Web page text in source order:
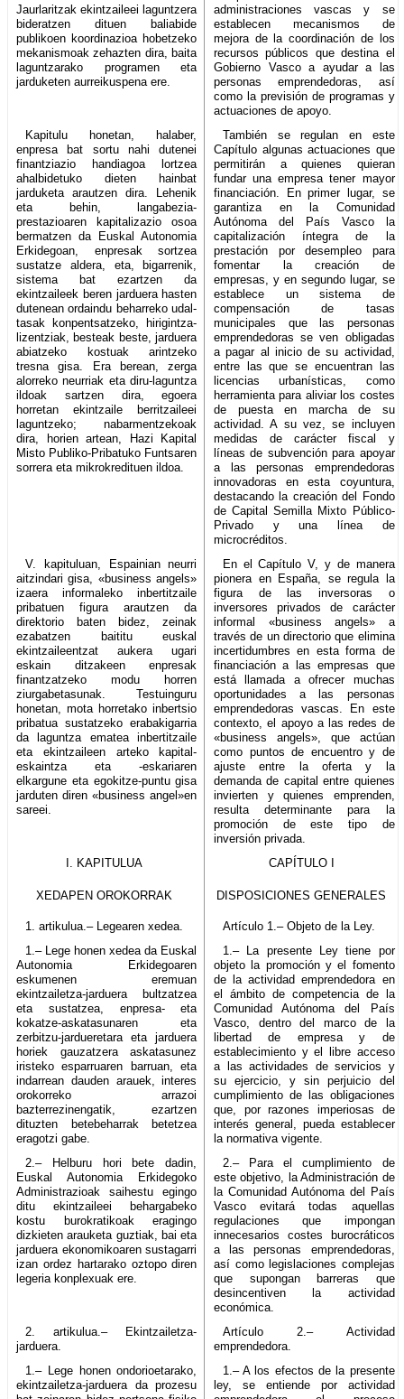
Jaurlaritzak ekintzaileei laguntzera
bideratzen dituen baliabide
publikoen koordinazioa hobetzeko
mekanismoak zehazten dira, baita
laguntzarako programen eta
jarduketen aurreikuspena ere.
administraciones vascas y se
establecen mecanismos de
mejora de la coordinación de los
recursos públicos que destina el
Gobierno Vasco a ayudar a las
personas emprendedoras, así
como la previsión de programas y
actuaciones de apoyo.
Kapitulu honetan, halaber,
enpresa bat sortu nahi dutenei
finantziazio handiagoa lortzea
ahalbidetuko dieten hainbat
jarduketa arautzen dira. Lehenik
eta behin, langabezia-
prestazioaren kapitalizazio osoa
bermatzen da Euskal Autonomia
Erkidegoan, enpresak sortzea
sustatze aldera, eta, bigarrenik,
sistema bat ezartzen da
ekintzaileek beren jarduera hasten
dutenean ordaindu beharreko udal-
tasak konpentsatzeko, hirigintza-
lizentziak, besteak beste, jarduera
abiatzeko kostuak arintzeko
tresna gisa. Era berean, zerga
alorreko neurriak eta diru-laguntza
ildoak sartzen dira, egoera
horretan ekintzaile berritzaileei
laguntzeko; nabarmentzekoak
dira, horien artean, Hazi Kapital
Misto Publiko-Pribatuko Funtsaren
sorrera eta mikrokredituen ildoa.
También se regulan en este
Capítulo algunas actuaciones que
permitirán a quienes quieran
fundar una empresa tener mayor
financiación. En primer lugar, se
garantiza en la Comunidad
Autónoma del País Vasco la
capitalización íntegra de la
prestación por desempleo para
fomentar la creación de
empresas, y en segundo lugar, se
establece un sistema de
compensación de tasas
municipales que las personas
emprendedoras se ven obligadas
a pagar al inicio de su actividad,
entre las que se encuentran las
licencias urbanísticas, como
herramienta para aliviar los costes
de puesta en marcha de su
actividad. A su vez, se incluyen
medidas de carácter fiscal y
líneas de subvención para apoyar
a las personas emprendedoras
innovadoras en esta coyuntura,
destacando la creación del Fondo
de Capital Semilla Mixto Público-
Privado y una línea de
microcréditos.
V. kapituluan, Espainian neurri
aitzindari gisa, «business angels»
izaera informaleko inbertitzaile
pribatuen figura arautzen da
direktorio baten bidez, zeinak
ezabatzen baititu euskal
ekintzaileentzat aukera ugari
eskain ditzakeen enpresak
finantzatzeko modu horren
ziurgabetasunak. Testuinguru
honetan, mota horretako inbertsio
pribatua sustatzeko erabakigarria
da laguntza ematea inbertitzaile
eta ekintzaileen arteko kapital-
eskaintza eta -eskariaren
elkargune eta egokitze-puntu gisa
jarduten diren «business angel»en
sareei.
En el Capítulo V, y de manera
pionera en España, se regula la
figura de las inversoras o
inversores privados de carácter
informal «business angels» a
través de un directorio que elimina
incertidumbres en esta forma de
financiación a las empresas que
está llamada a ofrecer muchas
oportunidades a las personas
emprendedoras vascas. En este
contexto, el apoyo a las redes de
«business angels», que actúan
como puntos de encuentro y de
ajuste entre la oferta y la
demanda de capital entre quienes
invierten y quienes emprenden,
resulta determinante para la
promoción de este tipo de
inversión privada.
I. KAPITULUA
CAPÍTULO I
XEDAPEN OROKORRAK DISPOSICIONES GENERALES
1. artikulua.– Legearen xedea.
Artículo 1.– Objeto de la Ley.
1.– Lege honen xedea da Euskal
Autonomia Erkidegoaren
eskumenen eremuan
ekintzailetza-jarduera bultzatzea
eta sustatzea, enpresa- eta
kokatze-askatasunaren eta
zerbitzu-jardueretara eta jarduera
horiek gauzatzera askatasunez
iristeko esparruaren barruan, eta
indarrean dauden arauek, interes
orokorreko arrazoi
bazterrezinengatik, ezartzen
dituzten betebeharrak betetzea
eragotzi gabe.
1.– La presente Ley tiene por
objeto la promoción y el fomento
de la actividad emprendedora en
el ámbito de competencia de la
Comunidad Autónoma del País
Vasco, dentro del marco de la
libertad de empresa y de
establecimiento y el libre acceso
a las actividades de servicios y
su ejercicio, y sin perjuicio del
cumplimiento de las obligaciones
que, por razones imperiosas de
interés general, pueda establecer
la normativa vigente.
2.– Helburu hori bete dadin,
Euskal Autonomia Erkidegoko
Administrazioak saihestu egingo
ditu ekintzaileei behargabeko
kostu burokratikoak eragingo
dizkieten arauketa guztiak, bai eta
jarduera ekonomikoaren sustagarri
izan ordez hartarako oztopo diren
legeria konplexuak ere.
2.– Para el cumplimiento de
este objetivo, la Administración de
la Comunidad Autónoma del País
Vasco evitará todas aquellas
regulaciones que impongan
innecesarios costes burocráticos
a las personas emprendedoras,
así como legislaciones complejas
que supongan barreras que
desincentiven la actividad
económica.
2. artikulua.– Ekintzailetza-
jarduera.
Artículo 2.– Actividad
emprendedora.
1.– Lege honen ondorioetarako,
ekintzailetza-jarduera da prozesu
1.– A los efectos de la presente
ley, se entiende por actividad